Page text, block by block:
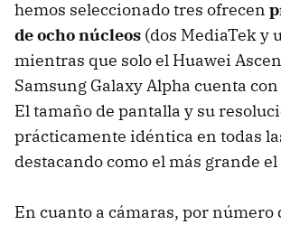
hemos seleccionado tres ofrecen
de ocho núcleos (dos MediaTek y
mientras que solo el Huawei
Samsung Galaxy Alpha cuenta con
El tamaño de pantalla y su
prácticamente idéntica en todas
destacando como el más grande el
En cuanto a cámaras, por número